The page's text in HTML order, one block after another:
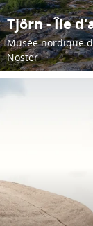
Tjörn - Île
Musée nordique
Noster